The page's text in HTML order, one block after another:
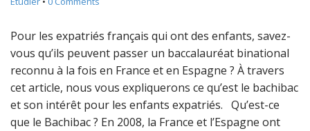
Pour les expatriés français qui ont des enfants, savez-
vous qu’ils peuvent passer un baccalauréat binational
reconnu à la fois en France et en Espagne ? À travers
cet article, nous vous expliquerons ce qu’est le bachibac
et son intérêt pour les enfants expatriés. Qu’est-ce
que le Bachibac ? En 2008, la France et l’Espagne ont